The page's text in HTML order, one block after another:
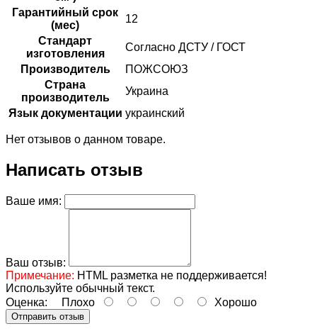
Гарантийный срок
(мес)
12
Стандарт
изготовления
Согласно ДСТУ / ГОСТ
Производитель
ПОЖСОЮЗ
Страна
производитель
Украина
Язык документации украинский
Нет отзывов о данном товаре.
Написать отзыв
Ваше имя:
Ваш отзыв:
Примечание: HTML разметка не поддерживается!
Используйте обычный текст.
Оценка: Плохо Хорошо
Отправить отзыв